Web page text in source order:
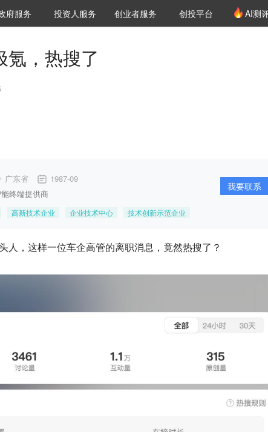
城市之窗
府服务 VClub投资机构库
投资机构职位推介
投资人服务 创投氪堂
创业者服务 创投平台 AI测
氪，热搜了
广东省 1987-09
终端提供商
高新技术企业 企业技术中心 技术创新示范企业
我要联系
人，这样一位车企高管的离职消息，竟然热搜了？